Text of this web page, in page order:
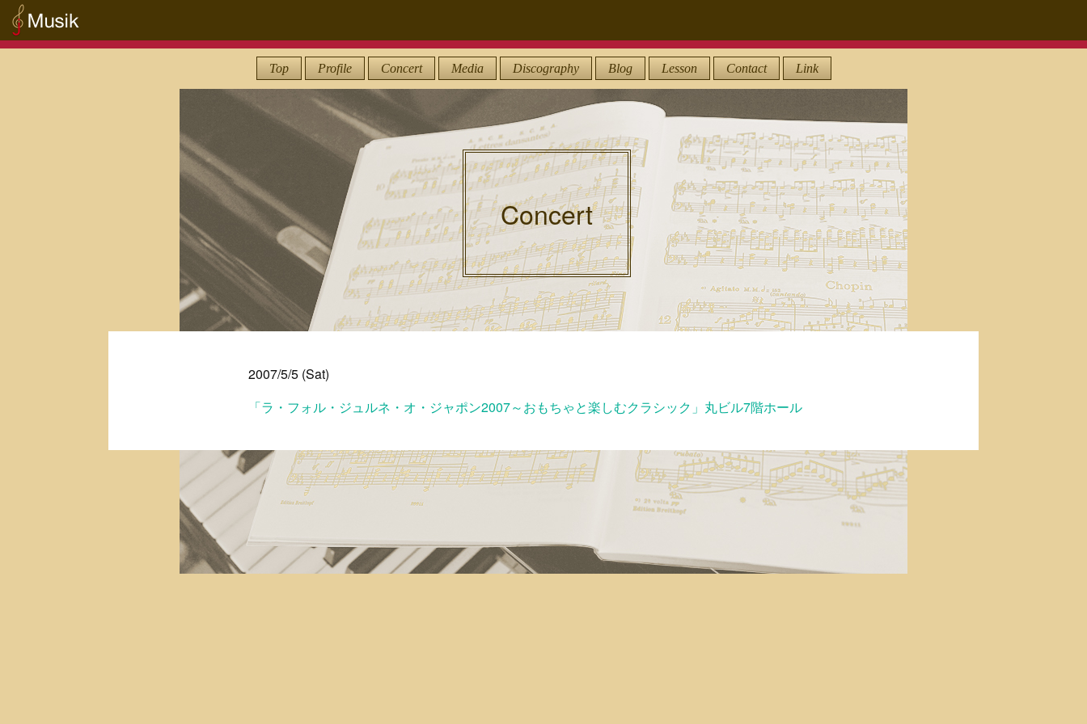
Concert
Top Profile Concert Media Discography Blog Lesson Contact Link
2007/5/5 (Sat)
「ラ・フォル・ジュルネ・オ・ジャポン2007～おもちゃと楽しむクラシック」丸ビル7階ホール